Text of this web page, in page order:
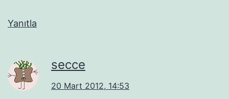
Yanıtla
secce
20 Mart 2012, 14:53